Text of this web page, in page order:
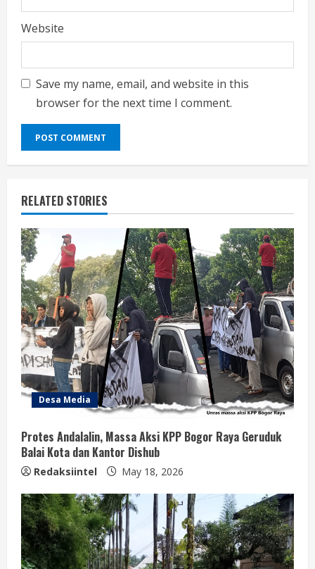
Website
Save my name, email, and website in this
browser for the next time I comment.
RELATED STORIES
Desa Media
Protes Andalalin, Massa Aksi KPP Bogor Raya Geruduk
Balai Kota dan Kantor Dishub
Redaksiintel May 18, 2026